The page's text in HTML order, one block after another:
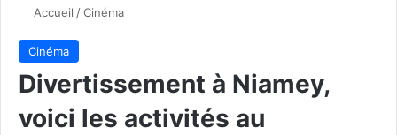
Accueil /Cinéma
Cinéma
Divertissement à Niamey,
voici les activités au